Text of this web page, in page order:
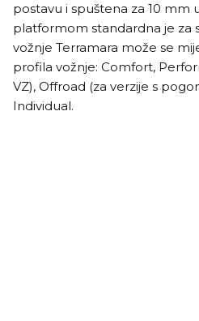
postavu i spuštena za 10 mm
platformom standardna je za
vožnje Terramara može se
profila vožnje: Comfort,
VZ), Offroad (za verzije s
Individual.